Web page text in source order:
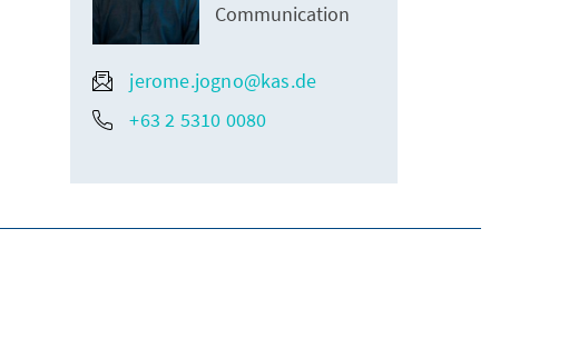
Communication
jerome.jogno@kas.de
+63 2 5310 0080